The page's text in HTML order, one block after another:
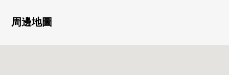
・2017年2月築
周邊地圖